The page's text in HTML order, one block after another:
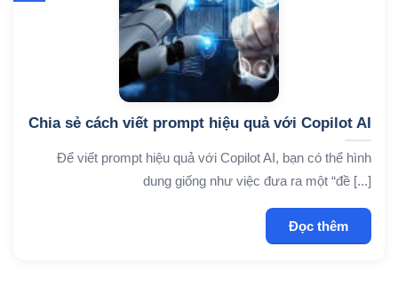
Chia sẻ cách viết prompt hiệu quả với Copilot AI
Để viết prompt hiệu quả với Copilot AI, bạn có thể hình
dung giống như việc đưa ra một “đề [...]
Đọc thêm